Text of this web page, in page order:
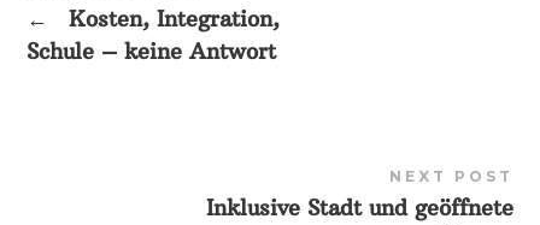
←
Kosten, Integration,
Schule – keine Antwort
NEXT POST
Inklusive Stadt und geöffnete